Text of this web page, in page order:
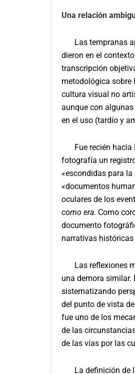
Una relación
Las tempranas
dieron en el
transcripción
metodológica sobre
cultura visual no
aunque con
en el uso (tardío y
Fue recién
fotografía un
«escondidas para
«documentos
oculares de los
como era. Como
documento
narrativas
Las reflexiones
una demora similar.
sistematizando
del punto de vista
fue uno de los
de las
de las vías por las
La definición de